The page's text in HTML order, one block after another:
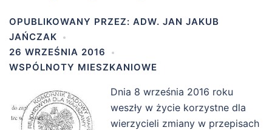
OPUBLIKOWANY PRZEZ: ADW. JAN JAKUB
JAŃCZAK
26 WRZEŚNIA 2016
WSPÓLNOTY MIESZKANIOWE
Dnia 8 września 2016 roku
weszły w życie korzystne dla
wierzycieli zmiany w przepisach